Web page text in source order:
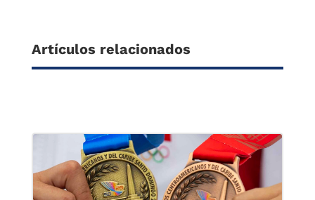
Artículos relacionados